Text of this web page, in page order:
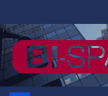
al
contenido